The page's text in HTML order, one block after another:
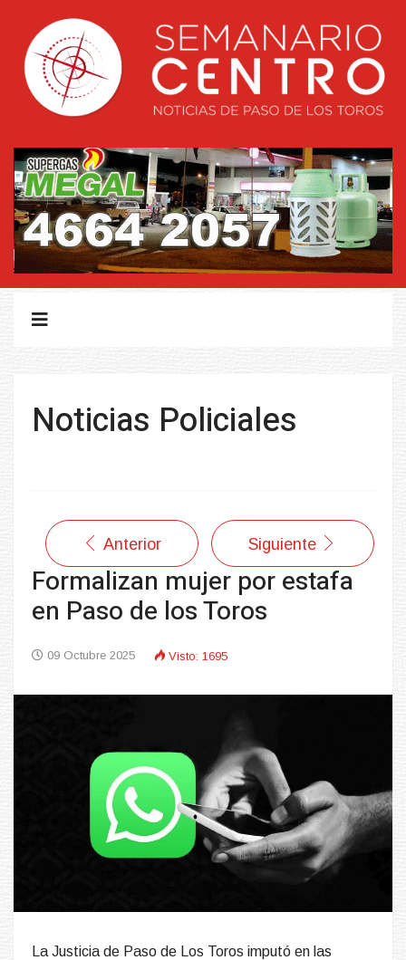
Noticias Policiales
Anterior Siguiente
Formalizan mujer por estafa
en Paso de los Toros
09 Octubre 2025 Visto: 1695
La Justicia de Paso de Los Toros imputó en las